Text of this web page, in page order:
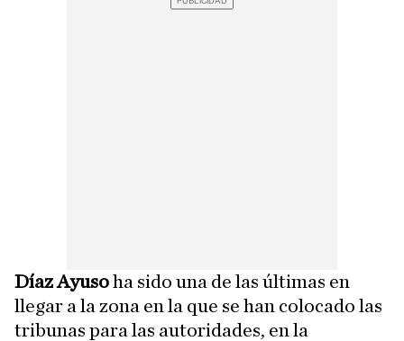
Díaz Ayusoha sido una de las últimas en
llegar a la zona en la que se han colocado las
tribunas para las autoridades, en la